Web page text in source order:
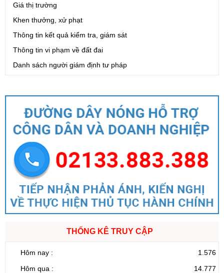
Giá thị trường
Khen thưởng, xử phạt
Thông tin kết quả kiểm tra, giám sát
Thông tin vi phạm về đất đai
Danh sách người giám định tư pháp
THỐNG KÊ TRUY CẬP
Hôm nay :
1.576
Hôm qua :
14.777